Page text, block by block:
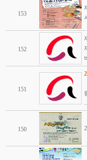
153
152
151
..
150